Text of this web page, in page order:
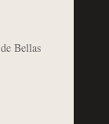
Bellas